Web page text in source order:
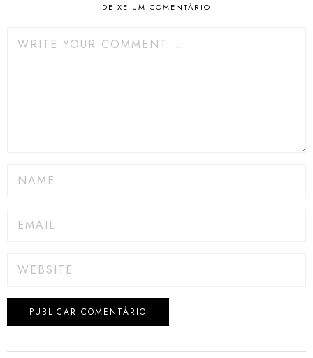
DEIXE UM COMENTÁRIO